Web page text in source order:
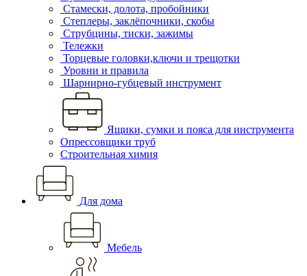
Стамески, долота, пробойники
Степлеры, заклёпочники, скобы
Струбцины, тиски, зажимы
Тележки
Торцевые головки,ключи и трещотки
Уровни и правила
Шарнирно-губцевый инструмент
Ящики, сумки и пояса для инструмента
Опрессовщики труб
Строительная химия
Для дома
Мебель